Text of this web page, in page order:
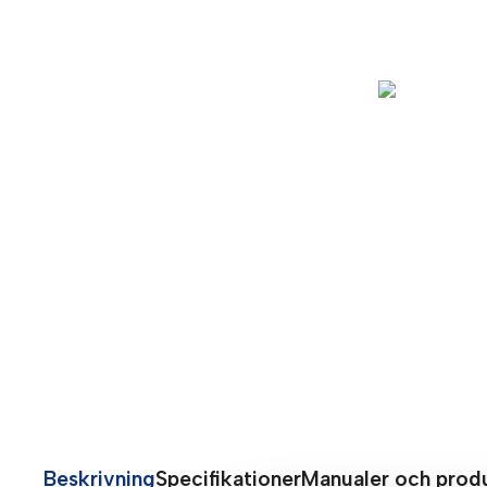
BeskrivningSpecifikationerManualer och